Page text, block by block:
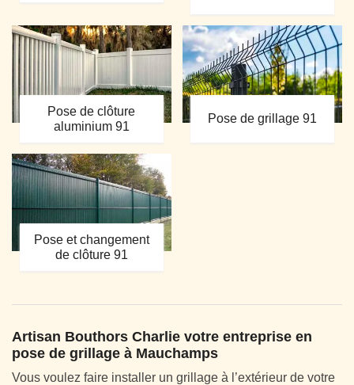
Pose de clôture
aluminium 91
Pose de grillage 91
Pose et changement
de clôture 91
Artisan Bouthors Charlie votre entreprise en
pose de grillage à Mauchamps
Vous voulez faire installer un grillage à l’extérieur de votre